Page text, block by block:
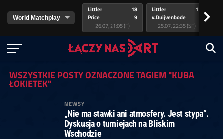
Littler
Price
18
9
26.07, 21:05 (F)
Littler
v.Duijvenbode
17
25.07, 22:35 (SF)
>
WSZYSTKIE POSTY OZNACZONE TAGIEM "KUBA
ŁOKIETEK"
NEWSY
„Nie ma stawki ani atmosfery. Jest stypa”.
Dyskusja o turniejach na Bliskim
Wschodzie